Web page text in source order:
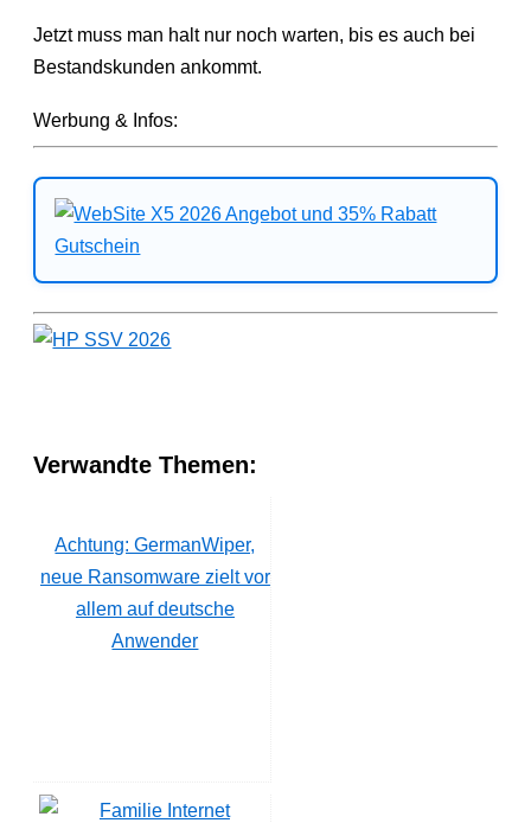
Jetzt muss man halt nur noch warten, bis es auch bei
Bestandskunden ankommt.
Werbung & Infos:
Verwandte Themen:
Achtung: GermanWiper,
neue Ransomware zielt vor
allem auf deutsche
Anwender